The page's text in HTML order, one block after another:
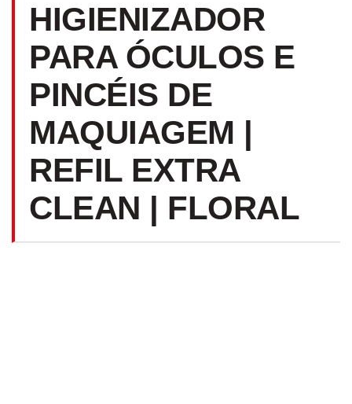
HIGIENIZADOR
PARA ÓCULOS E
PINCÉIS DE
MAQUIAGEM |
REFIL EXTRA
CLEAN | FLORAL